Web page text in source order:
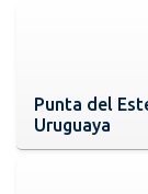
Punta del
Uruguaya